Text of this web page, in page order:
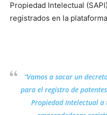
Propiedad Intelectual
registrados en la
“Vamos a sacar un
para el registro de
Propiedad Intelectual a